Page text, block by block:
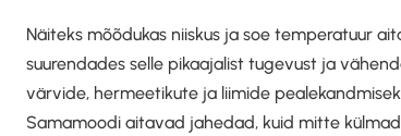
Näiteks mõõdukas niiskus ja soe temperatuur
suurendades selle pikaajalist tugevust ja
värvide, hermeetikute ja liimide
Samamoodi aitavad jahedad, kuid mitte